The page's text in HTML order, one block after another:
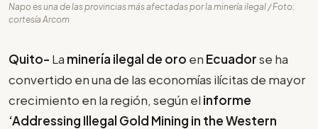
Napo es una de las provincias más afectadas por la minería ilegal / Foto:
cortesía Arcom
Quito- La minería ilegal de oro en Ecuadorse ha
convertido en una de las economías ilícitas de mayor
crecimiento en la región, según el informe
‘Addressing Illegal Gold Mining in the Western